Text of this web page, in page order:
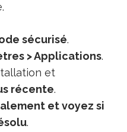
sécurisé.
> Applications.
et
récente.
et voyez si
.